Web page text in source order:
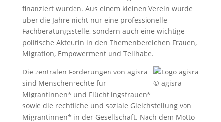
finanziert wurden. Aus einem kleinen Verein wurde
über die Jahre nicht nur eine professionelle
Fachberatungsstelle, sondern auch eine wichtige
politische Akteurin in den Themenbereichen Frauen,
Migration, Empowerment und Teilhabe.
© agisra
Die zentralen Forderungen von agisra
sind Menschenrechte für
Migrantinnen* und Flüchtlingsfrauen*
sowie die rechtliche und soziale Gleichstellung von
Migrantinnen* in der Gesellschaft. Nach dem Motto